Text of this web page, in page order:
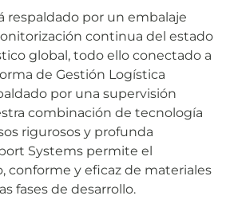
respaldado por un embalaje
continua del estado
global, todo ello conectado a
de Gestión Logística
por una supervisión
combinación de tecnología
rigurosos y profunda
Systems permite el
conforme y eficaz de materiales
fases de desarrollo.